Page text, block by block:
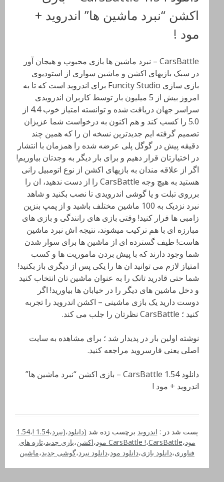
اکشن “نبرد ماشین ها” اندروید +
مود !
CarsBattle – نبرد ماشین ها بازی محبوب و هیجان آور
در سبک بازیهای اکشن و ماشین سواری از استودیوی
بازی سازی Funcity Studio برای اندروید است که تا به
امروز بیش از 5 میلیون بار توسط کاربران اندرویدی
سراسر جهان دریافت شده و توانسته امتیاز خوب 4.4 از
5.0 را کسب کند و هم اکنون به درخواست شما عزیزان
تصمیم گرفته ایم جدیدترین نسخه ان را که همین چند
دقیقه پیش در گوگل پلی عرضه شده را همزمان با انتشار
در اختیارتان قرار دهیم و برای بار دیگر به وجدتان بیاوریم!
اگر از علاقه مندان به بازیهای اکشن از نوع اتومبیل رانی
هستید به هیچ وجه CarsBattle را از دست ندهید، ان را
برروی تبلت و یا گوشی اندرویدی تا نصب بکنید و شاهد
نبرد نزدیک به 100 ماشین مختلف باشید و از پمپ بنزین
زامبی ها فرار کنید! وقتی بازی های رانندگی و بازی های
مبارزه ای با هم ترکیب میشوند، نتیجه اش نبرد ماشین
هاست! طیف گسترده ای از ماشین ها برای سوار شدن
شما وجود دارند که با پیش بردن ماموریت ها و کسب
امتیاز لازم می توانید ان ها را یکی پس از دیگری باز بکنید!
شما حتی قادرید تانک را به عنوان ماشین تان انتخاب کنید
و دخل ماشین های دیگر را در خیابان ها بیاورید! اگر
دوست دارید یک بازی ماشینی – اکشن اندروید را تجربه
کنید ؛ CarsBattle نظرتان را جلب می کند.
نوشته اولین بار در پدیدار شد ؛ برای مشاهده به سایت
اصلی یعنی فارسروید مراجعه کنید.
دانلود CarsBattle 1.54 – بازی اکشن “نبرد ماشین ها”
اندروید + مود !
پست شد در : اندروید برچسب زده شد (دانلود،(نبرد،1.54 ! ،1.54
مود، CarsBattle !،CarsBattle مود ،اکشن،بازی جدید،تازه های
فناوری،دانلود بازی،دانلود مود،دانلود نبرد،گوشی جدید،ماشین